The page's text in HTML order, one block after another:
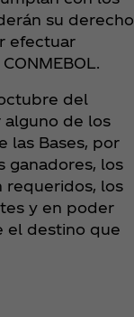
su derecho
efectuar
del
alguno de los
las Bases, por
ganadores, los
requeridos, los
y en poder
el destino que